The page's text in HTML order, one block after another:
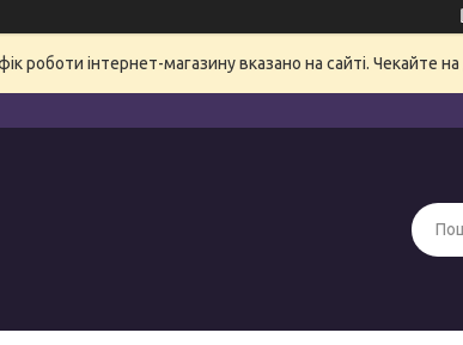
роботи інтернет-магазину вказано на сайті. Чекайте